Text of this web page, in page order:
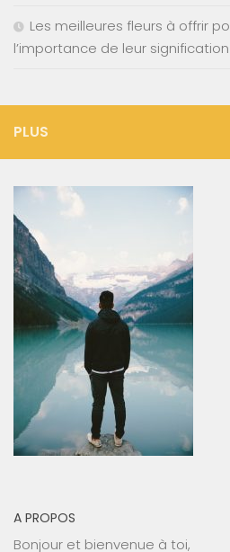
Les meilleures fleurs à offrir
l’importance de leur signification
PLUS
A PROPOS
Bonjour et bienvenue à toi,